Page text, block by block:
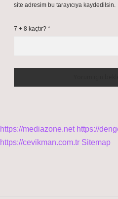
site adresim bu tarayıcıya kaydedilsin.
7 + 8 kaçtır? *
https://mediazone.net https://
https://cevikman.com.tr Sitemap